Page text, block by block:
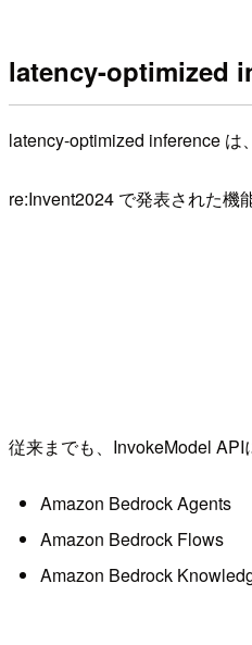
latency-optimized
latency-optimized inference は
re:Invent2024 で発表された機
従来までも、InvokeModel API
Amazon Bedrock Agents
Amazon Bedrock Flows
Amazon Bedrock